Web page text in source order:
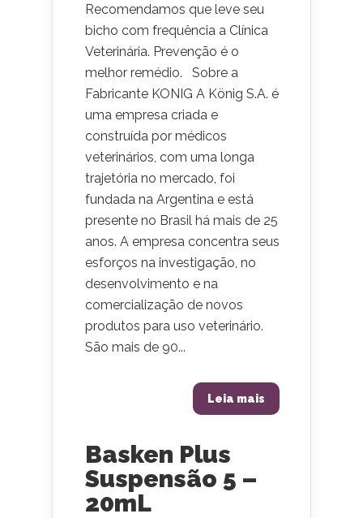
Recomendamos que leve seu
bicho com frequência a Clínica
Veterinária. Prevenção é o
melhor remédio. Sobre a
Fabricante KONIG A König S.A. é
uma empresa criada e
construída por médicos
veterinários, com uma longa
trajetória no mercado, foi
fundada na Argentina e está
presente no Brasil há mais de 25
anos. A empresa concentra seus
esforços na investigação, no
desenvolvimento e na
comercialização de novos
produtos para uso veterinário.
São mais de 90...
Leia mais
Basken Plus
Suspensão 5 –
20mL